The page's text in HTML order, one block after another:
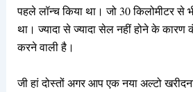
पहले लॉन्च किया था। जो 30 किलोमीटर से
था। ज्यादा से ज्यादा सेल नहीं होने के कारण
करने वाली है।
जी हां दोस्तों अगर आप एक नया अल्टो